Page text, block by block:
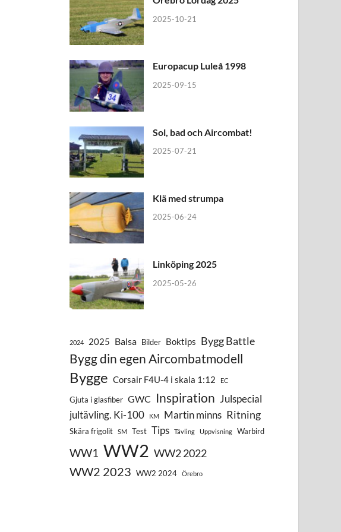
2025-10-21
Europacup Luleå 1998
2025-09-15
Sol, bad och Aircombat!
2025-07-21
Klä med strumpa
2025-06-24
Linköping 2025
2025-05-26
2024 2025 Balsa Bilder Boktips Bygg Battle
Bygg din egen Aircombatmodell
Bygge Corsair F4U-4 i skala 1:12 EC
Gjuta i glasfiber GWC Inspiration Julspecial
jultävling. Ki-100
KM Martin minns Ritning
Skära frigolit SM Test Tips Tävling Uppvisning Warbird
WW1 WW2 WW2 2022
WW2 2023 WW2 2024 Örebro